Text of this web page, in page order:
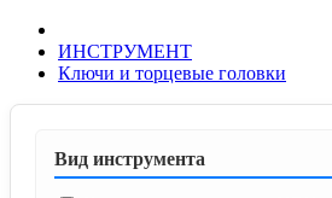
ИНСТРУМЕНТ
Ключи и торцевые головки
Вид инструмента